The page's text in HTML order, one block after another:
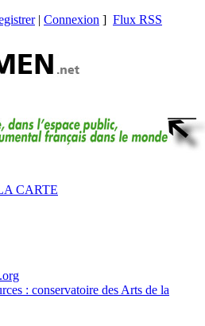
| Connexion ] Flux RSS
CARTE
: conservatoire des Arts de la